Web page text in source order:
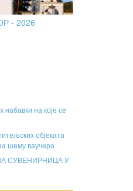
- 2026
набавки на које се
објеката
шему ваучера
СУВЕНИРНИЦА У